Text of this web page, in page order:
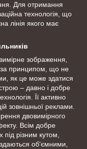
Для отримання
технологія, що
лінія якого має
зображення,
за принципом, що не
як це може здатися
– давно і добре
Її активно
зовнішньої реклами.
двовимірного
Всім добре
під різним кутом,
об'ємними,